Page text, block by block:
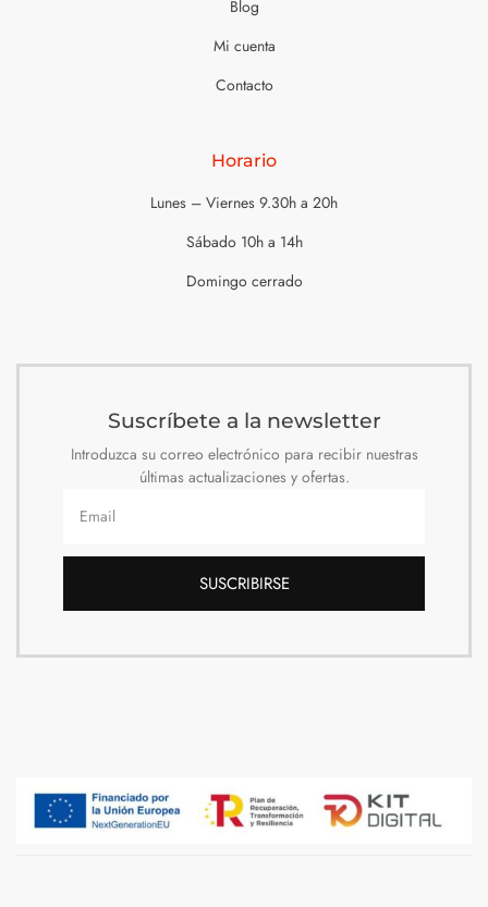
Blog
Mi cuenta
Contacto
Horario
Lunes – Viernes 9.30h a 20h
Sábado 10h a 14h
Domingo cerrado
Suscríbete a la newsletter
Introduzca su correo electrónico para recibir nuestras
últimas actualizaciones y ofertas.
SUSCRIBIRSE